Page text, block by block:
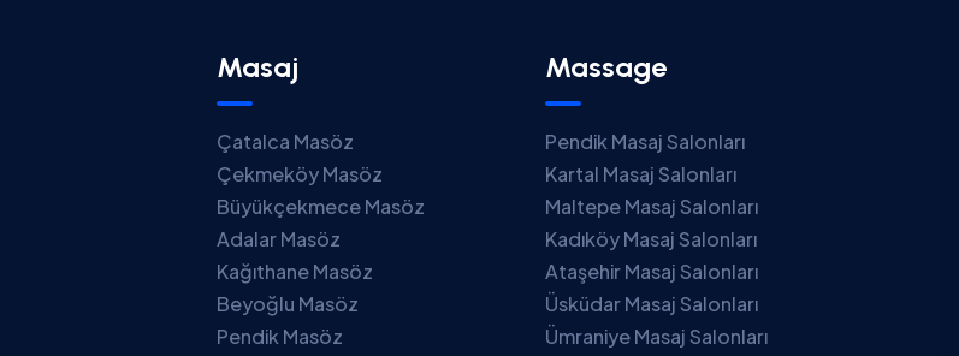
Masaj
Çatalca Masöz
Çekmeköy Masöz
Büyükçekmece Masöz
Adalar Masöz
Kağıthane Masöz
Beyoğlu Masöz
Pendik Masöz
Massage
Pendik Masaj Salonları
Kartal Masaj Salonları
Maltepe Masaj Salonları
Kadıköy Masaj Salonları
Ataşehir Masaj Salonları
Üsküdar Masaj Salonları
Ümraniye Masaj Salonları